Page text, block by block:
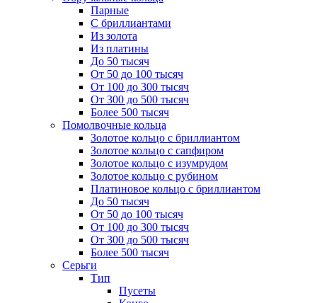
Парные
С бриллиантами
Из золота
Из платины
До 50 тысяч
От 50 до 100 тысяч
От 100 до 300 тысяч
От 300 до 500 тысяч
Более 500 тысяч
Помолвочные кольца
Золотое кольцо с бриллиантом
Золотое кольцо с сапфиром
Золотое кольцо с изумрудом
Золотое кольцо с рубином
Платиновое кольцо с бриллиантом
До 50 тысяч
От 50 до 100 тысяч
От 100 до 300 тысяч
От 300 до 500 тысяч
Более 500 тысяч
Серьги
Тип
Пусеты